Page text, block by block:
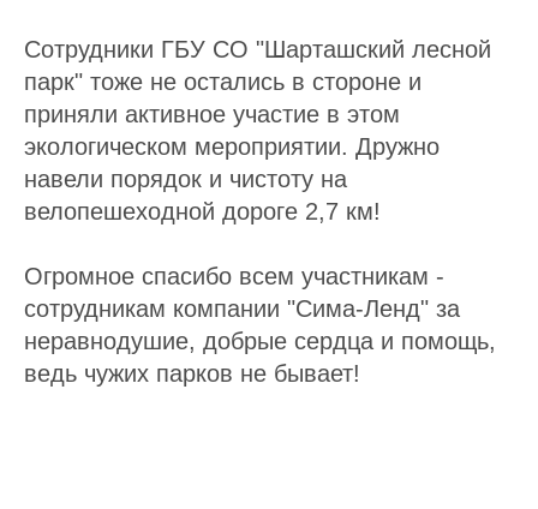
Сотрудники ГБУ СО "Шарташский лесной
парк" тоже не остались в стороне и
приняли активное участие в этом
экологическом мероприятии. Дружно
навели порядок и чистоту на
велопешеходной дороге 2,7 км!
Огромное спасибо всем участникам -
сотрудникам компании "Сима-Ленд" за
неравнодушие, добрые сердца и помощь,
ведь чужих парков не бывает!